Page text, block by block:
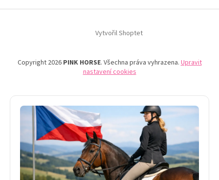
Vytvořil Shoptet
Copyright 2026 PINK HORSE. Všechna práva vyhrazena. Upravit
nastavení cookies